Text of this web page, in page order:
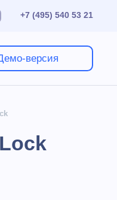
+7 (495) 540 53 21
версия